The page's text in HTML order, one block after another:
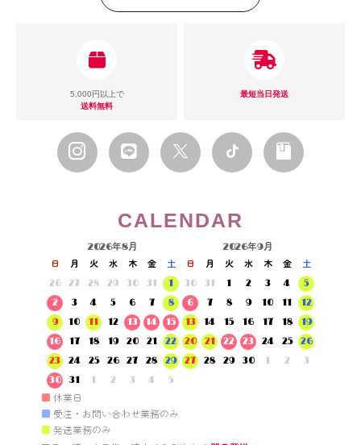
5,000円以上で
送料無料
最短当日発送
CALENDAR
2026年8月
日 月 火 水 木 金
土
26
27 28 29 30 31
1
2
3 4 5 6 7
8
9
10 11 12 13 14
15
16
17 18 19 20 21
22
23
24 25 26 27 28
29
30
31 1 2 3 4 5
2026年9月
日 月 火 水 木 金
土
30
31 1 2 3 4
5
6
7 8 9 10 11
12
13
14 15 16 17 18
19
20
21 22 23 24 25
26
27
28 29 30 1 2 3
■ 休業日
■ 受注・お問い合わせ業務のみ
■ 発送業務のみ